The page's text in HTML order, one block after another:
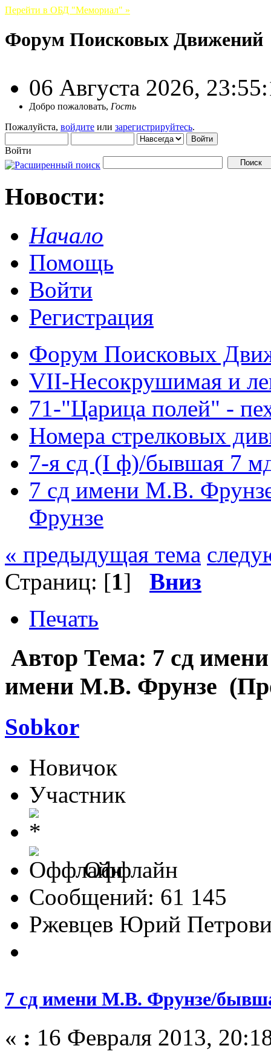
Перейти в ОБД "Мемориал" »
Форум Поисковых Движений
06 Августа 2026,
Добро пожаловать, Гость
Пожалуйста, войдите или зарегистрируйтесь.
Войти
Новости:
Начало
Помощь
Войти
Регистрация
Форум Поисковых
VII-Несокрушимая и
71-"Царица полей" -
Номера стрелковых
7-я сд (I ф)/бывшая 7
7 сд имени М.В.
Фрунзе
« предыдущая тема
Страниц: [1] Вниз
Печать
Автор Тема: 7 сд
имени М.В. Фрунзе
Sobkor
Новичок
Участник
Оффлайн
Сообщений: 61 145
Ржевцев Юрий
7 сд имени М.В. Фрунзе/
« : 16 Февраля 2013,